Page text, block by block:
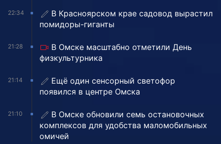
22:34
В Красноярском крае садовод вырастил
помидоры-гиганты
21:28
В Омске масштабно отметили День
физкультурника
21:14
Ещё один сенсорный светофор
появился в центре Омска
21:10
В Омске обновили семь остановочных
комплексов для удобства маломобильных
омичей